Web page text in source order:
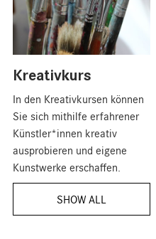
Kreativkurs
In den Kreativkursen können
Sie sich mithilfe erfahrener
Künstler*innen kreativ
ausprobieren und eigene
Kunstwerke erschaffen.
SHOW ALL